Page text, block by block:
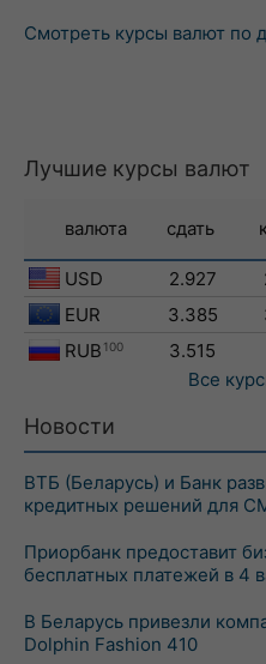
Смотреть курсы валют по
Лучшие курсы валют
валюта сдать
USD 2.927
EUR
3.385
RUB 100 3.515
Все
Новости
ВТБ (Беларусь) и Банк
кредитных решений для
Приорбанк предоставит
бесплатных платежей в 4
В Беларусь привезли
Dolphin Fashion 410